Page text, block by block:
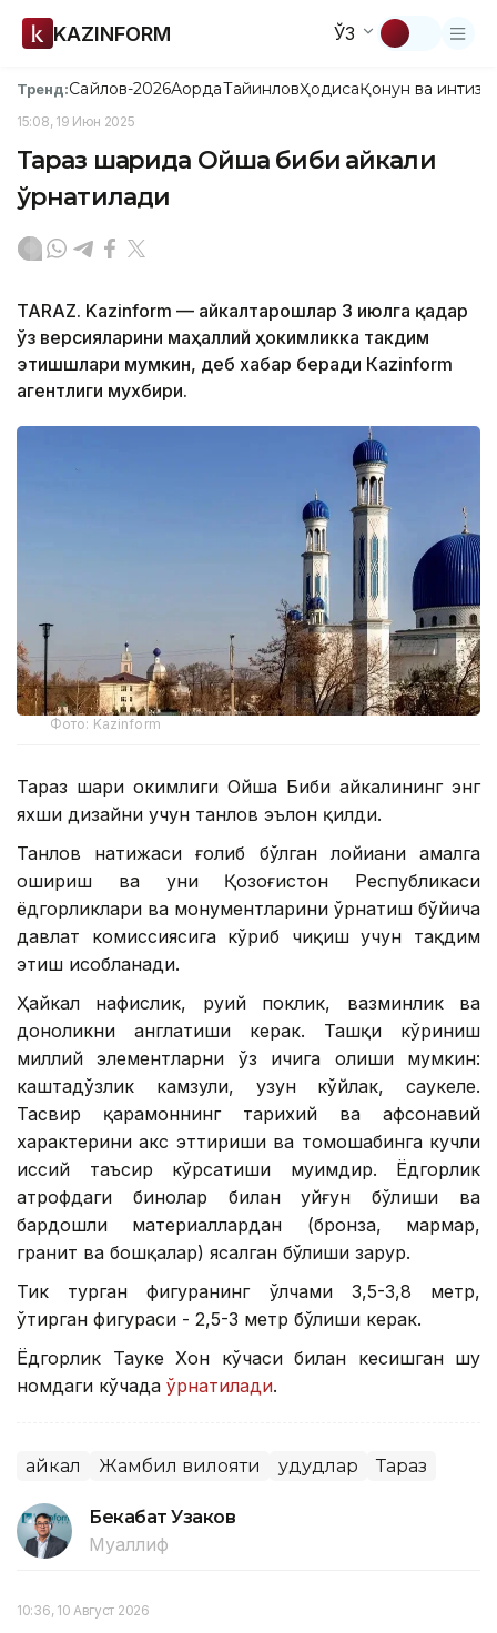
KAZINFORM ЎЗ
Тренд:Сайлов-2026АқордаТайинловҲодисаҚонун ва
15:08, 19 Июн 2025
Тараз шаҳрида Ойша биби ҳайкали
ўрнатилади
TARAZ. Kazinform — Ҳайкалтарошлар 3 июлга қадар
ўз версияларини маҳаллий ҳокимликка такдим
этишшлари мумкин, деб хабар беради Кazinform
агентлиги мухбири.
Фото: Kazinform
Тараз шаҳри ҳокимлиги Ойша Биби ҳайкалининг энг
яхши дизайни учун танлов эълон қилди.
Танлов натижаси ғолиб бўлган лойиҳани амалга
ошириш ва уни Қозоғистон Республикаси
ёдгорликлари ва монументларини ўрнатиш бўйича
давлат комиссиясига кўриб чиқиш учун тақдим
этиш ҳисобланади.
Ҳайкал нафислик, руҳий поклик, вазминлик ва
доноликни англатиши керак. Ташқи кўриниш
миллий элементларни ўз ичига олиши мумкин:
каштадўзлик камзули, узун кўйлак, саукеле.
Тасвир қаҳрамоннинг тарихий ва афсонавий
характерини акс эттириши ва томошабинга кучли
ҳиссий таъсир кўрсатиши муҳимдир. Ёдгорлик
атрофдаги бинолар билан уйғун бўлиши ва
бардошли материаллардан (бронза, мармар,
гранит ва бошқалар) ясалган бўлиши зарур.
Тик турган фигуранинг ўлчами 3,5-3,8 метр,
ўтирган фигураси - 2,5-3 метр бўлиши керак.
Ёдгорлик Тауке Хон кўчаси билан кесишган шу
номдаги кўчада ўрнатилади.
Ҳайкал Жамбил вилояти Ҳудудлар Тараз
Бекабат Узаков
Муаллиф
10:36, 10 Август 2026